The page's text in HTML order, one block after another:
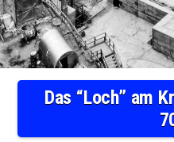
Das “Loch” am